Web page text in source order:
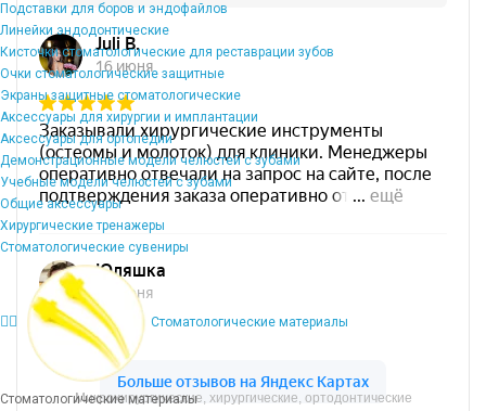
Подставки для боров и эндофайлов
Линейки эндодонтические
Кисточки стоматологические для реставрации зубов
Очки стоматологические защитные
Экраны защитные стоматологические
Аксессуары для хирургии и имплантации
Аксессуары для ортопедии
Демонстрационные модели челюстей с зубами
Учебные модели челюстей с зубами
Общие аксессуары
Хирургические тренажеры
Стоматологические сувениры
Стоматологические материалы
Стоматологические материалы
Микрохирургические, хирургические, ортодонтические